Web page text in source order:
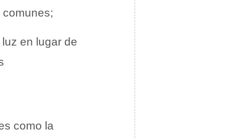
en lugar de
como la